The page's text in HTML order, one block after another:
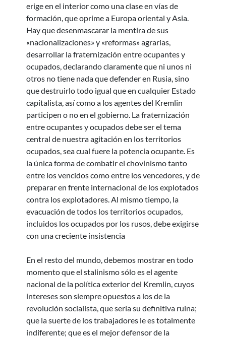
erige en el interior como una clase en vías de
formación, que oprime a Europa oriental y Asia.
Hay que desenmascarar la mentira de sus
«nacionalizaciones» y «reformas» agrarias,
desarrollar la fraternización entre ocupantes y
ocupados, declarando claramente que ni unos ni
otros no tiene nada que defender en Rusia, sino
que destruirlo todo igual que en cualquier Estado
capitalista, así como a los agentes del Kremlin
participen o no en el gobierno. La fraternización
entre ocupantes y ocupados debe ser el tema
central de nuestra agitación en los territorios
ocupados, sea cual fuere la potencia ocupante. Es
la única forma de combatir el chovinismo tanto
entre los vencidos como entre los vencedores, y de
preparar en frente internacional de los explotados
contra los explotadores. Al mismo tiempo, la
evacuación de todos los territorios ocupados,
incluidos los ocupados por los rusos, debe exigirse
con una creciente insistencia
En el resto del mundo, debemos mostrar en todo
momento que el stalinismo sólo es el agente
nacional de la política exterior del Kremlin, cuyos
intereses son siempre opuestos a los de la
revolución socialista, que sería su definitiva ruina;
que la suerte de los trabajadores le es totalmente
indiferente; que es el mejor defensor de la